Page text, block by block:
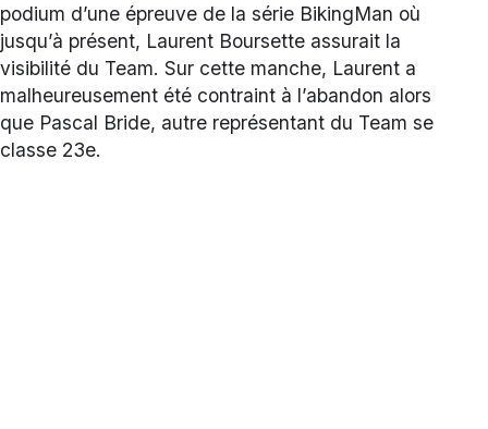
podium d’une épreuve de la série BikingMan où
jusqu’à présent, Laurent Boursette assurait la
visibilité du Team. Sur cette manche, Laurent a
malheureusement été contraint à l’abandon alors
que Pascal Bride, autre représentant du Team se
classe 23e.